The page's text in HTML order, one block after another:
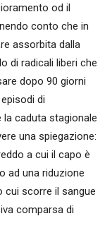
od il
conto che in
assorbita dalla
di radicali liberi che
dopo 90 giorni
di
caduta stagionale
una spiegazione:
a cui il capo è
ad una riduzione
cui scorre il sangue
comparsa di